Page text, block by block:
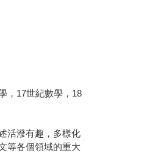
，17世紀數學，18
活潑有趣，多樣化
等各個領域的重大